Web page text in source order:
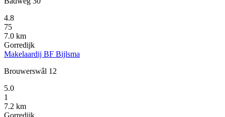
4.8
75
7.0 km
Gorredijk
Makelaardij BF Bijlsma
Brouwerswâl 12
5.0
1
7.2 km